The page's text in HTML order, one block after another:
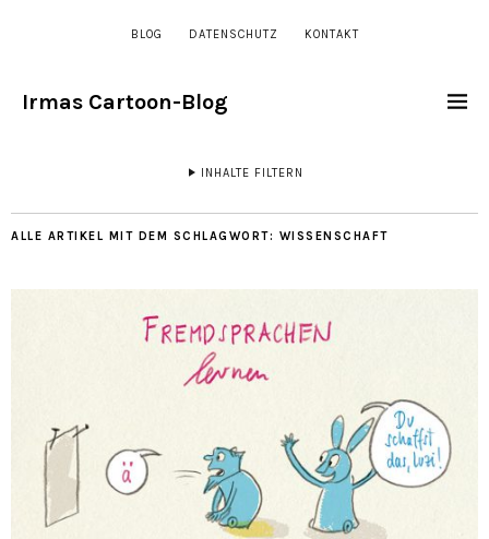
BLOG DATENSCHUTZ KONTAKT
Irmas Cartoon-Blog
INHALTE FILTERN
ALLE ARTIKEL MIT DEM SCHLAGWORT: WISSENSCHAFT